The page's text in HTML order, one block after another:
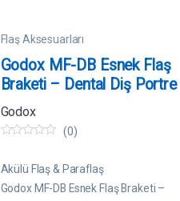
Flaş Aksesuarları
Godox MF-DB Esnek Flaş
Braketi – Dental Diş Portre
Makro Fotoğrafçılık
Godox
ü
e
(0)
Akülü Flaş & Paraflaş
Godox MF-DB Esnek Flaş Braketi –